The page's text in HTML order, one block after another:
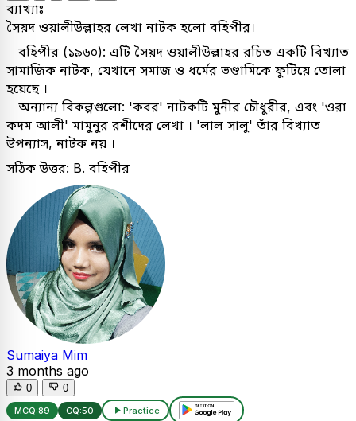
ব্যাখ্যাঃ
সৈয়দ ওয়ালীউল্লাহর লেখা নাটক হলো বহিপীর।
বহিপীর (১৯৬০): এটি সৈয়দ ওয়ালীউল্লাহর রচিত একটি বিখ্যাত
সামাজিক নাটক, যেখানে সমাজ ও ধর্মের ভণ্ডামিকে ফুটিয়ে তোলা
হয়েছে ।
অন্যান্য বিকল্পগুলো: 'কবর' নাটকটি মুনীর চৌধুরীর, এবং 'ওরা
কদম আলী' মামুনুর রশীদের লেখা । 'লাল সালু' তাঁর বিখ্যাত
উপন্যাস, নাটক নয় ।
সঠিক উত্তর: B. বহিপীর
Sumaiya Mim
3 months ago
0 0
MCQ:89 CQ:50 Practice